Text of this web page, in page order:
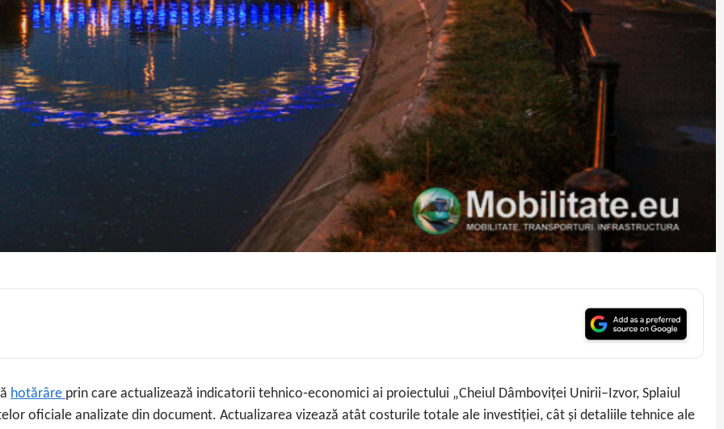
hotărâre prin care actualizează indicatorii tehnico‑economici ai proiectului „Cheiul Dâmboviței Unirii–Izvor, Splaiul
oficiale analizate din document. Actualizarea vizează atât costurile totale ale investiției, cât și detaliile tehnice ale